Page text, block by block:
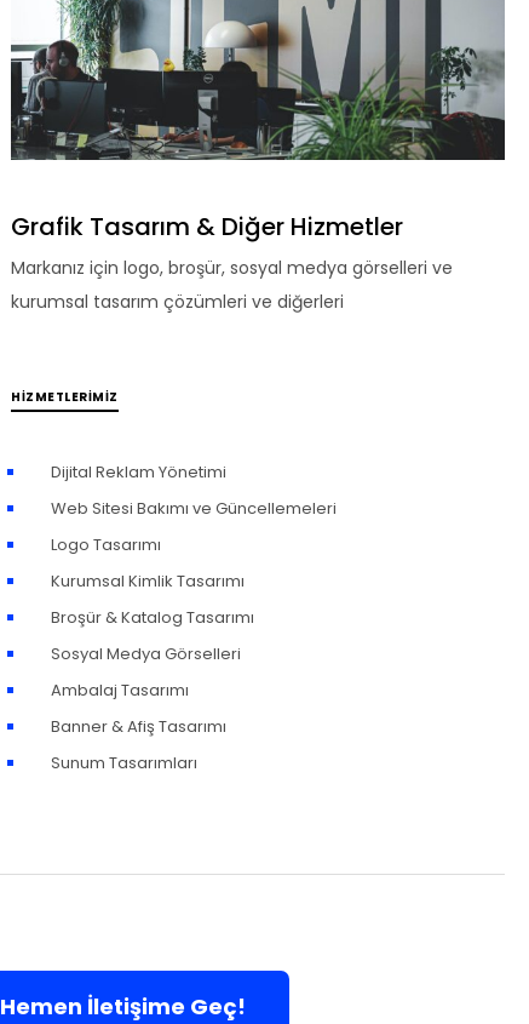
Grafik Tasarım & Diğer Hizmetler
Markanız için logo, broşür, sosyal medya görselleri ve
kurumsal tasarım çözümleri ve diğerleri
HIZMETLERIMIZ
Dijital Reklam Yönetimi
Web Sitesi Bakımı ve Güncellemeleri
Logo Tasarımı
Kurumsal Kimlik Tasarımı
Broşür & Katalog Tasarımı
Sosyal Medya Görselleri
Ambalaj Tasarımı
Banner & Afiş Tasarımı
Sunum Tasarımları
Hemen İletişime Geç!